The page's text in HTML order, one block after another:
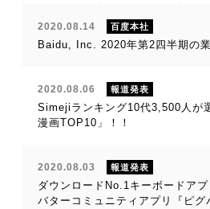
2020.08.14 百度本社
Baidu, Inc. 2020年第2四半期の
2020.08.06 報道発表
Simejiランキング10代3,500人が
漫画TOP10」！！
2020.08.03 報道発表
ダウンロードNo.1キーボードア
バターコミュニティアプリ『ピグ